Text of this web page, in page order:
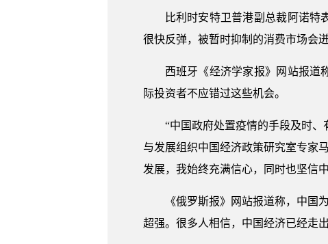
比利时安特卫普港副总裁阿诺特
很快反弹，被暂时抑制的消费市场会
西班牙《经济学家报》网站报道
际投资者不应错过这些机会。
“中国政府处置疫情的手段及时
与发展组织中国经济政策研究室专家
发展，我始终充满信心，同时也坚信
《俄罗斯报》网站报道称，中国
超强。很多人相信，中国经济已经走